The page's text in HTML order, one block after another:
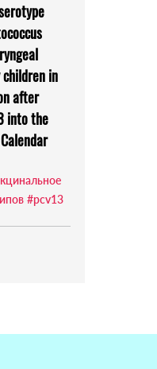
in
after
into the
#pcv13